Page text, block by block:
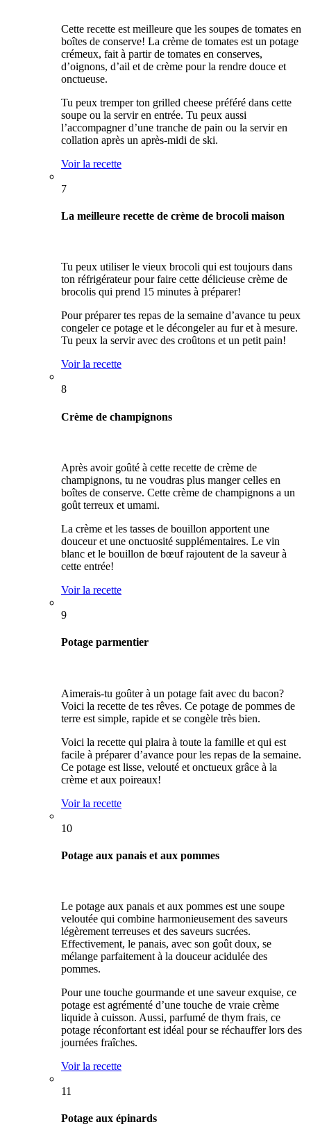
Cette recette est meilleure que les soupes de tomates en
boîtes de conserve! La crème de tomates est un potage
crémeux, fait à partir de tomates en conserves,
d’oignons, d’ail et de crème pour la rendre douce et
onctueuse.
Tu peux tremper ton grilled cheese préféré dans cette
soupe ou la servir en entrée. Tu peux aussi
l’accompagner d’une tranche de pain ou la servir en
collation après un après-midi de ski.
Voir la recette
7
La meilleure recette de crème de brocoli maison
Tu peux utiliser le vieux brocoli qui est toujours dans
ton réfrigérateur pour faire cette délicieuse crème de
brocolis qui prend 15 minutes à préparer!
Pour préparer tes repas de la semaine d’avance tu peux
congeler ce potage et le décongeler au fur et à mesure.
Tu peux la servir avec des croûtons et un petit pain!
Voir la recette
8
Crème de champignons
Après avoir goûté à cette recette de crème de
champignons, tu ne voudras plus manger celles en
boîtes de conserve. Cette crème de champignons a un
goût terreux et umami.
La crème et les tasses de bouillon apportent une
douceur et une onctuosité supplémentaires. Le vin
blanc et le bouillon de bœuf rajoutent de la saveur à
cette entrée!
Voir la recette
9
Potage parmentier
Aimerais-tu goûter à un potage fait avec du bacon?
Voici la recette de tes rêves. Ce potage de pommes de
terre est simple, rapide et se congèle très bien.
Voici la recette qui plaira à toute la famille et qui est
facile à préparer d’avance pour les repas de la semaine.
Ce potage est lisse, velouté et onctueux grâce à la
crème et aux poireaux!
Voir la recette
10
Potage aux panais et aux pommes
Le potage aux panais et aux pommes est une soupe
veloutée qui combine harmonieusement des saveurs
légèrement terreuses et des saveurs sucrées.
Effectivement, le panais, avec son goût doux, se
mélange parfaitement à la douceur acidulée des
pommes.
Pour une touche gourmande et une saveur exquise, ce
potage est agrémenté d’une touche de vraie crème
liquide à cuisson. Aussi, parfumé de thym frais, ce
potage réconfortant est idéal pour se réchauffer lors des
journées fraîches.
Voir la recette
11
Potage aux épinards